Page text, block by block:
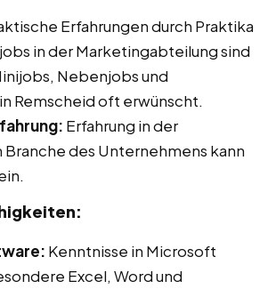
Erfahrungen durch Praktika
in der Marketingabteilung sind
Nebenjobs und
Remscheid oft erwünscht.
Erfahrung in der
des Unternehmens kann
Kenntnisse in Microsoft
Excel, Word und